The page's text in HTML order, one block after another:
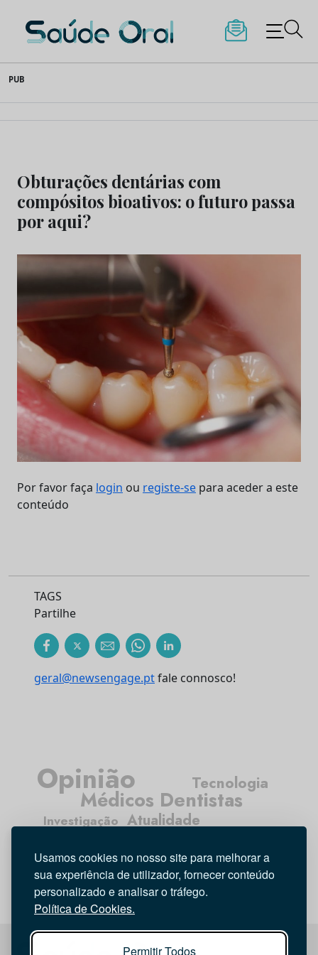
Usamos cookies no nosso site para melhorar a
sua experiência de utilizador, fornecer conteúdo
personalizado e analisar o tráfego.
Política de Cookies.
Permitir Todos
to
content
Saúde Oral
PUB
Obturações dentárias com
compósitos bioativos: o futuro passa
por aqui?
Por favor faça login ou registe-se para aceder a este
conteúdo
TAGS
Partilhe
geral@newsengage.ptfale connosco!
Atualidade
Médicos Dentistas
Higiene Oral
Entrevista
Opinião Tecnologia
Investigação